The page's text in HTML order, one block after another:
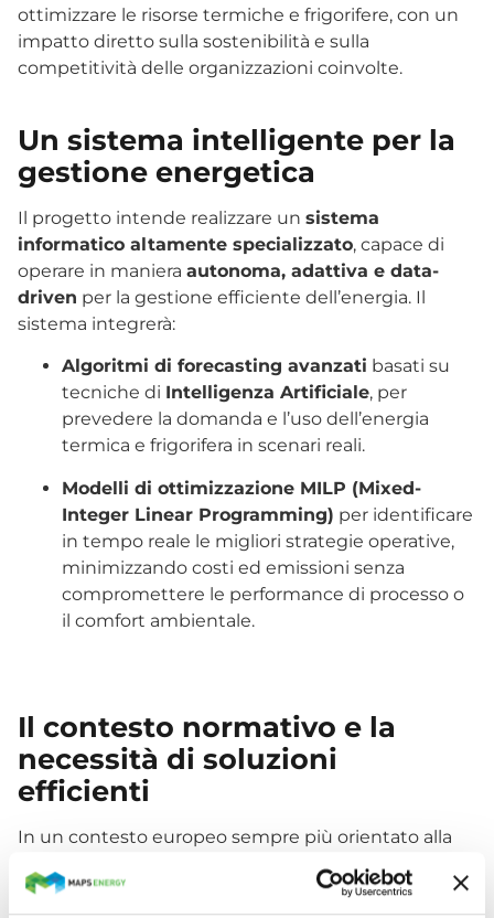
ottimizzare le risorse termiche e frigorifere, con un
impatto diretto sulla sostenibilità e sulla
competitività delle organizzazioni coinvolte.
Un sistema intelligente per la
gestione energetica
Il progetto intende realizzare un sistema
informatico altamente specializzato, capace di
operare in maniera autonoma, adattiva e data-
driven per la gestione efficiente dell’energia. Il
sistema integrerà:
Algoritmi di forecasting avanzati basati su
tecniche di Intelligenza Artificiale, per
prevedere la domanda e l’uso dell’energia
termica e frigorifera in scenari reali.
Modelli di ottimizzazione MILP (Mixed-
Integer Linear Programming) per identificare
in tempo reale le migliori strategie operative,
minimizzando costi ed emissioni senza
compromettere le performance di processo o
il comfort ambientale.
Il contesto normativo e la
necessità di soluzioni
efficienti
In un contesto europeo sempre più orientato alla
imprese e gli enti gestori di grandi infrastrutture